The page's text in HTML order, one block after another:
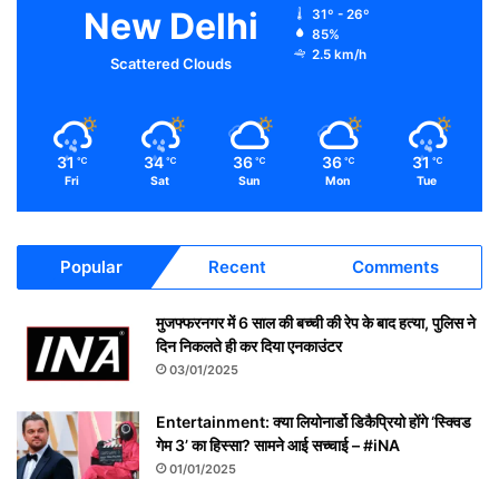
New Delhi
Scattered Clouds
31º - 26º
85%
2.5 km/h
31 ℃
Fri
34 ℃
Sat
36 ℃
Sun
36 ℃
Mon
31 ℃
Tue
Popular Recent Comments
मुजफ्फरनगर में 6 साल की बच्ची की रेप के बाद हत्या, पुलिस ने
दिन निकलते ही कर दिया एनकाउंटर
03/01/2025
Entertainment: क्या लियोनार्डो डिकैप्रियो होंगे ‘स्क्विड
गेम 3’ का हिस्सा? सामने आई सच्चाई – #iNA
01/01/2025